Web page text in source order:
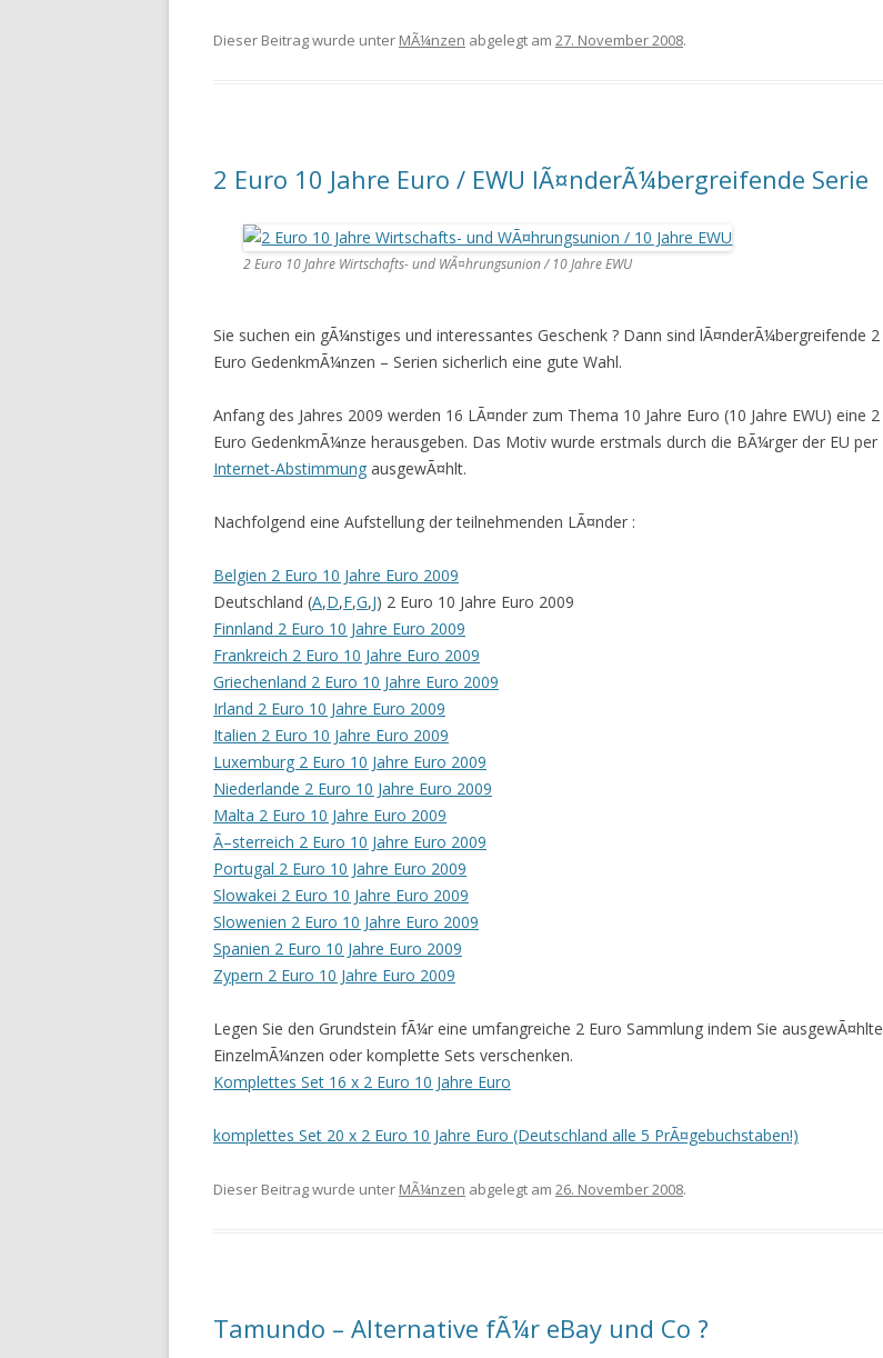
Dieser Beitrag wurde unter MÃ¼nzen abgelegt am 27. November 2008.
2 Euro 10 Jahre Euro / EWU lÃ¤nderÃ¼bergreifende Serie
2 Euro 10 Jahre Wirtschafts- und WÃ¤hrungsunion / 10 Jahre EWU
Sie suchen ein gÃ¼nstiges und interessantes Geschenk ? Dann sind lÃ¤nderÃ¼bergreifende 2
Euro GedenkmÃ¼nzen – Serien sicherlich eine gute Wahl.
Anfang des Jahres 2009 werden 16 LÃ¤nder zum Thema 10 Jahre Euro (10 Jahre EWU) eine 2
Euro GedenkmÃ¼nze herausgeben. Das Motiv wurde erstmals durch die BÃ¼rger der EU per
Internet-Abstimmung ausgewÃ¤hlt.
Nachfolgend eine Aufstellung der teilnehmenden LÃ¤nder :
Belgien 2 Euro 10 Jahre Euro 2009
Deutschland (A,D,F,G,J) 2 Euro 10 Jahre Euro 2009
Finnland 2 Euro 10 Jahre Euro 2009
Frankreich 2 Euro 10 Jahre Euro 2009
Griechenland 2 Euro 10 Jahre Euro 2009
Irland 2 Euro 10 Jahre Euro 2009
Italien 2 Euro 10 Jahre Euro 2009
Luxemburg 2 Euro 10 Jahre Euro 2009
Niederlande 2 Euro 10 Jahre Euro 2009
Malta 2 Euro 10 Jahre Euro 2009
Ã–sterreich 2 Euro 10 Jahre Euro 2009
Portugal 2 Euro 10 Jahre Euro 2009
Slowakei 2 Euro 10 Jahre Euro 2009
Slowenien 2 Euro 10 Jahre Euro 2009
Spanien 2 Euro 10 Jahre Euro 2009
Zypern 2 Euro 10 Jahre Euro 2009
Legen Sie den Grundstein fÃ¼r eine umfangreiche 2 Euro Sammlung indem Sie ausgewÃ¤hlte
EinzelmÃ¼nzen oder komplette Sets verschenken.
Komplettes Set 16 x 2 Euro 10 Jahre Euro
komplettes Set 20 x 2 Euro 10 Jahre Euro (Deutschland alle 5 PrÃ¤gebuchstaben!)
Dieser Beitrag wurde unter MÃ¼nzen abgelegt am 26. November 2008.
Tamundo – Alternative fÃ¼r eBay und Co ?